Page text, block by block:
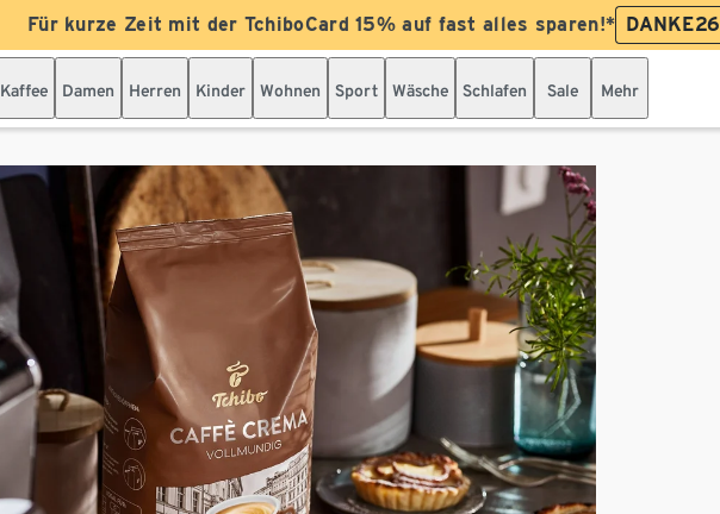
Für kurze Zeit mit der TchiboCard 15% auf fast alles sparen!* DANKE26
Kaffee Damen Herren Kinder Wohnen Sport Wäsche Schlafen Sale Mehr